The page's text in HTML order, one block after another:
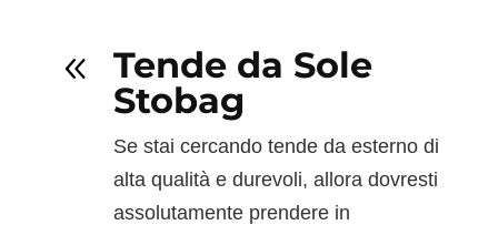
8
Tende da Sole
Stobag
Se stai cercando tende da esterno di
alta qualità e durevoli, allora dovresti
assolutamente prendere in